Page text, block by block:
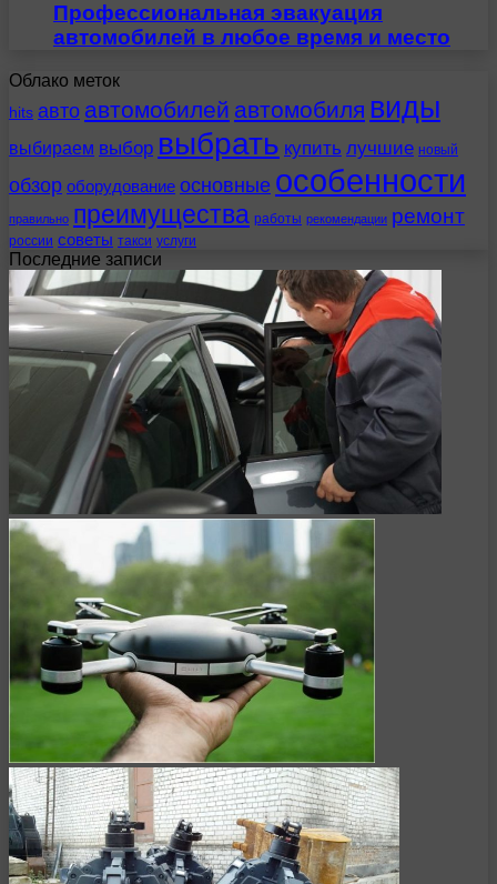
Профессиональная эвакуация
автомобилей в любое время и место
Облако меток
hits авто автомобилей автомобиля виды
выбираем выбор выбрать купить лучшие новый
обзор оборудование основные особенности
правильно преимущества работы рекомендации ремонт
россии советы такси услуги
Последние записи